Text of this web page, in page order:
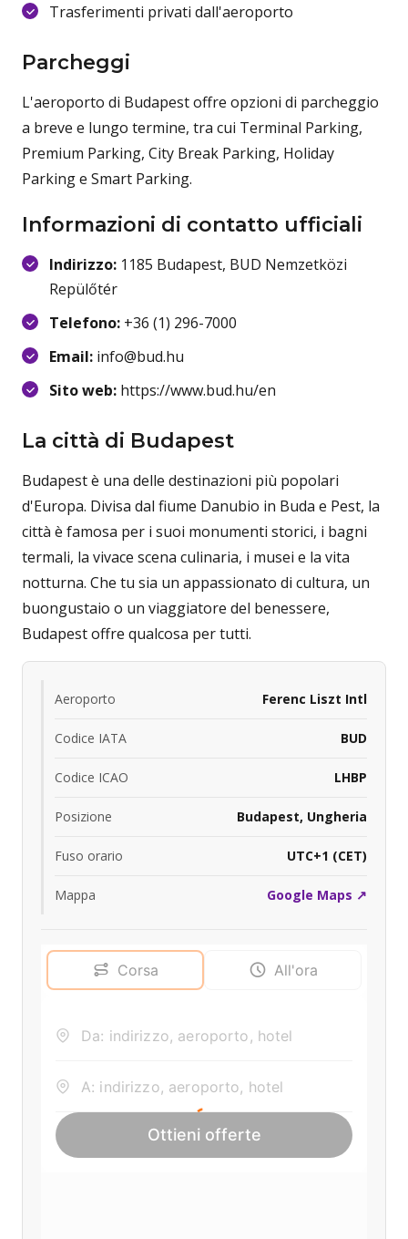
Trasferimenti privati dall'aeroporto
Parcheggi
L'aeroporto di Budapest offre opzioni di parcheggio
a breve e lungo termine, tra cui Terminal Parking,
Premium Parking, City Break Parking, Holiday
Parking e Smart Parking.
Informazioni di contatto ufficiali
Indirizzo: 1185 Budapest, BUD Nemzetközi
Repülőtér
Telefono: +36 (1) 296-7000
Email: info@bud.hu
Sito web: https://www.bud.hu/en
La città di Budapest
Budapest è una delle destinazioni più popolari
d'Europa. Divisa dal fiume Danubio in Buda e Pest, la
città è famosa per i suoi monumenti storici, i bagni
termali, la vivace scena culinaria, i musei e la vita
notturna. Che tu sia un appassionato di cultura, un
buongustaio o un viaggiatore del benessere,
Budapest offre qualcosa per tutti.
Aeroporto Ferenc Liszt Intl
Codice IATA BUD
Codice ICAO LHBP
Posizione Budapest, Ungheria
Fuso orario UTC+1 (CET)
Mappa Google Maps ↗